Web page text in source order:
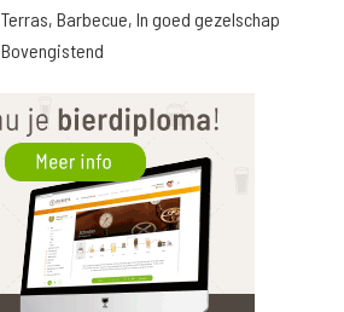
Terras, Barbecue, In goed gezelschap
Bovengistend